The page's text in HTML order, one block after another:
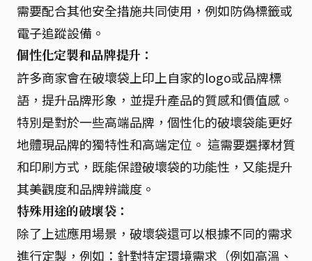
需要配合其他安全措施共同使用，例如防偽標籤或
電子追蹤設備。
個性化定製和品牌提升：
許多商家會在破壞袋上印上自家的logo或品牌標
語，提升品牌形象，並提升產品的質感和價值感。
特別是對於一些高端品牌，個性化的破壞袋能更好
地體現品牌的獨特性和高端定位。 這需要選擇材質
和印刷方式，既能保證破壞袋的功能性，又能提升
其美觀度和品牌辨識度。
特殊用途的破壞袋：
除了上述應用場景，破壞袋還可以根據不同的需求
進行定製，例如：針對特定環境需求（例如高溫、